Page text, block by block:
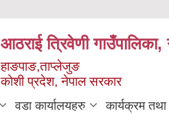
आठराई त्रिवेणी गाउँपालिका,
हाङपाङ,ताप्लेजुङ
कोशी प्रदेश, नेपाल सरकार
वडा कार्यालयहरु कार्यक्रम तथा